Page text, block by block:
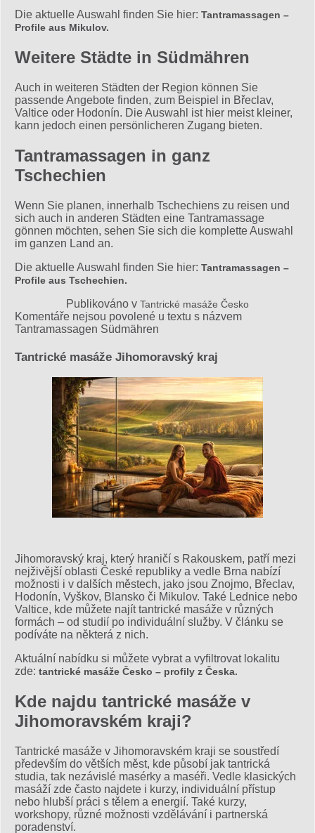
Die aktuelle Auswahl finden Sie hier: Tantramassagen –
Profile aus Mikulov.
Weitere Städte in Südmähren
Auch in weiteren Städten der Region können Sie
passende Angebote finden, zum Beispiel in Břeclav,
Valtice oder Hodonín. Die Auswahl ist hier meist kleiner,
kann jedoch einen persönlicheren Zugang bieten.
Tantramassagen in ganz
Tschechien
Wenn Sie planen, innerhalb Tschechiens zu reisen und
sich auch in anderen Städten eine Tantramassage
gönnen möchten, sehen Sie sich die komplette Auswahl
im ganzen Land an.
Die aktuelle Auswahl finden Sie hier: Tantramassagen –
Profile aus Tschechien.
Publikováno v Tantrické masáže Česko
Komentáře nejsou povolené u textu s názvem
Tantramassagen Südmähren
Tantrické masáže Jihomoravský kraj
Jihomoravský kraj, který hraničí s Rakouskem, patří mezi
nejživější oblasti České republiky a vedle Brna nabízí
možnosti i v dalších městech, jako jsou Znojmo, Břeclav,
Hodonín, Vyškov, Blansko či Mikulov. Také Lednice nebo
Valtice, kde můžete najít tantrické masáže v různých
formách – od studií po individuální služby. V článku se
podíváte na některá z nich.
Aktuální nabídku si můžete vybrat a vyfiltrovat lokalitu
zde: tantrické masáže Česko – profily z Česka.
Kde najdu tantrické masáže v
Jihomoravském kraji?
Tantrické masáže v Jihomoravském kraji se soustředí
především do větších měst, kde působí jak tantrická
studia, tak nezávislé masérky a maséři. Vedle klasických
masáží zde často najdete i kurzy, individuální přístup
nebo hlubší práci s tělem a energií. Také kurzy,
workshopy, různé možnosti vzdělávání i partnerská
poradenství.